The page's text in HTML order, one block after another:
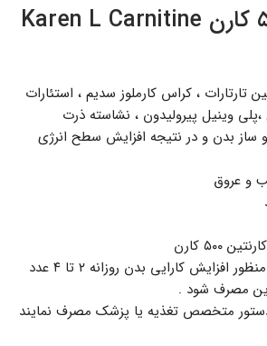
ال کارنتین ۵۰۰ کارن Karen L Carnitine
تارتارات ، کراس کارملوز سدیم ، استئارات
،پلی وینیل پیرولیدون ، نشاسته ذرت
بدن و در نتیجه افزایش سطح انرژی
و عروق
کارن
در ورزشکاران به منظور افزایش کارایی بدن روزانه ۲ تا ۴ عدد
مصرف شود .
دستور متخصص تغذیه یا پزشک مصرف نمایند